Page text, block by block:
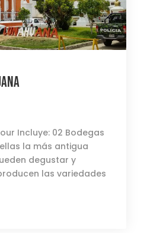
Incluye: 02 Bodegas
la más antigua
degustar y
las variedades